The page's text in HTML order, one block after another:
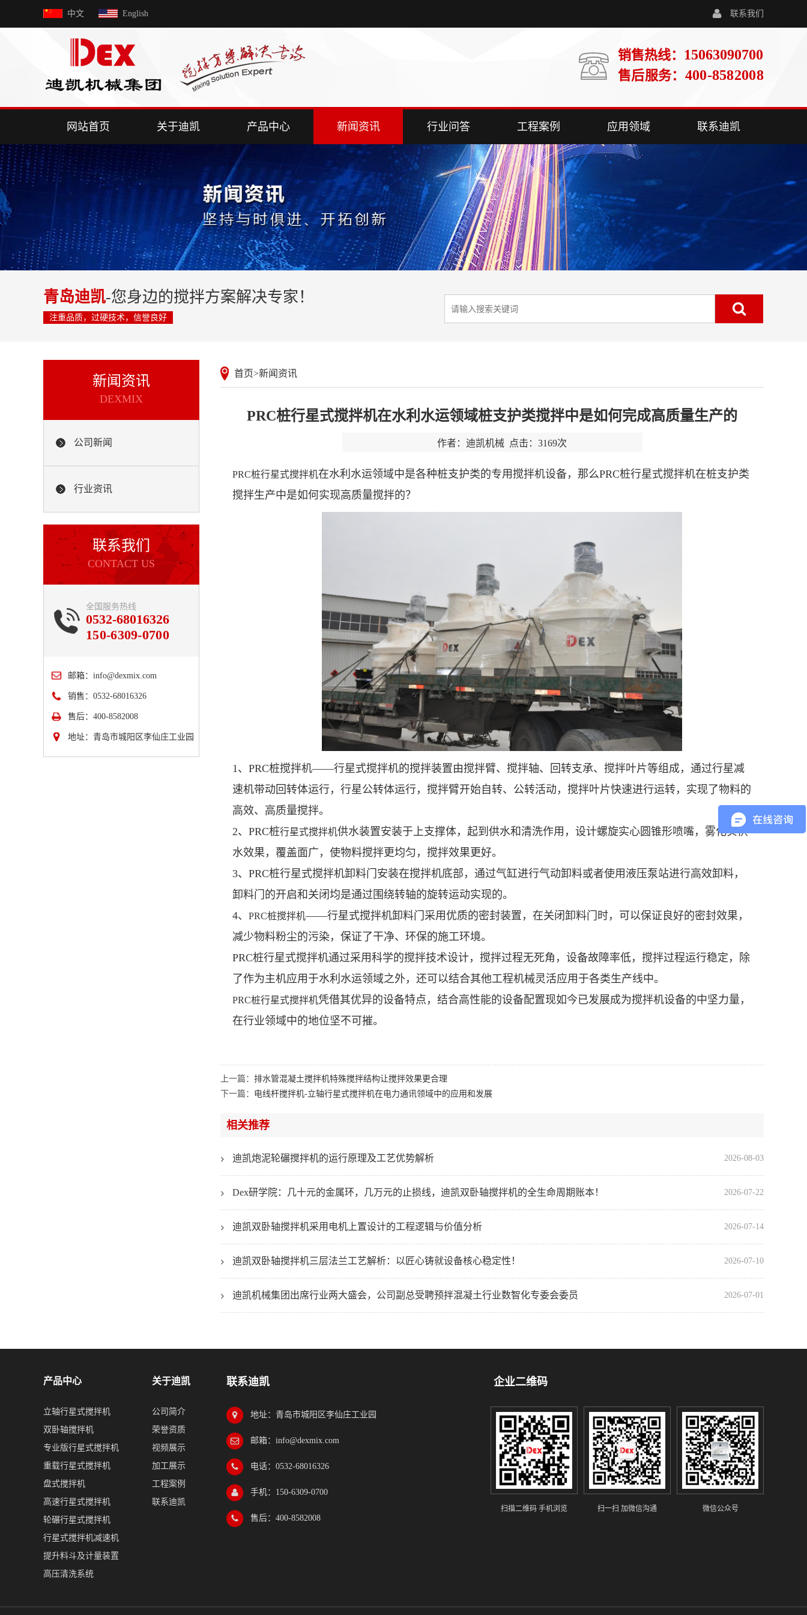
中文 English 联系我们
销售热线： 15063090700
售后服务： 400-8582008
网站首页 关于迪凯 产品中心 新闻资讯 行业问答 工程案例 应用领域 联系迪凯
青岛迪凯-您身边的搅拌方案解决专家！
注重品质，过硬技术，信誉良好
新闻资讯
DEXMIX
公司新闻
行业资讯
联系我们
CONTACT US
全国服务热线
0532-68016326
150-6309-0700
邮箱： info@dexmix.com
销售：0532-68016326
售后：400-8582008
地址：青岛市城阳区李仙庄工业园
首页>新闻资讯
PRC桩行星式搅拌机在水利水运领域桩支护类搅拌中是如何完成高质量生产的
作者：迪凯机械 点击：3169次
PRC桩行星式搅拌机在水利水运领域中是各种桩支护类的专用搅拌机设备，那么PRC桩行星式搅拌机在桩支护类
搅拌生产中是如何实现高质量搅拌的？
1、PRC桩搅拌机——行星式搅拌机的搅拌装置由搅拌臂、搅拌轴、回转支承、搅拌叶片等组成，通过行星减
速机带动回转体运行，行星公转体运行，搅拌臂开始自转、公转活动，搅拌叶片快速进行运转，实现了物料的
高效、高质量搅拌。
2、PRC桩行星式搅拌机供水装置安装于上支撑体，起到供水和清洗作用，设计螺旋实心圆锥形喷嘴，雾化实供
水效果，覆盖面广，使物料搅拌更均匀，搅拌效果更好。
3、PRC桩行星式搅拌机卸料门安装在搅拌机底部，通过气缸进行气动卸料或者使用液压泵站进行高效卸料，
卸料门的开启和关闭均是通过围绕转轴的旋转运动实现的。
4、 PRC桩搅拌机——行星式搅拌机卸料门采用优质的密封装置，在关闭卸料门时，可以保证良好的密封效果，
减少物料粉尘的污染，保证了干净、环保的施工环境。
PRC桩行星式搅拌机通过采用科学的搅拌技术设计，搅拌过程无死角，设备故障率低，搅拌过程运行稳定，除
了作为主机应用于水利水运领域之外，还可以结合其他工程机械灵活应用于各类生产线中。
PRC桩行星式搅拌机凭借其优异的设备特点，结合高性能的设备配置现如今已发展成为搅拌机设备的中坚力量，
在行业领域中的地位坚不可摧。
上一篇： 排水管混凝土搅拌机特殊搅拌结构让搅拌效果更合理
下一篇： 电线杆搅拌机-立轴行星式搅拌机在电力通讯领域中的应用和发展
相关推荐
2026-08-03
迪凯炮泥轮碾搅拌机的运行原理及工艺优势解析
2026-07-22
Dex研学院：几十元的金属环，几万元的止损线，迪凯双卧轴搅拌机的全生命周期账本！
2026-07-14
迪凯双卧轴搅拌机采用电机上置设计的工程逻辑与价值分析
2026-07-10
迪凯双卧轴搅拌机三层法兰工艺解析：以匠心铸就设备核心稳定性！
2026-07-01
迪凯机械集团出席行业两大盛会，公司副总受聘预拌混凝土行业数智化专委会委员
产品中心
立轴行星式搅拌机
双卧轴搅拌机
专业版行星式搅拌机
重载行星式搅拌机
盘式搅拌机
高速行星式搅拌机
轮碾行星式搅拌机
行星式搅拌机减速机
提升料斗及计量装置
高压清洗系统
关于迪凯
公司简介
荣誉资质
视频展示
加工展示
工程案例
联系迪凯
联系迪凯
地址：青岛市城阳区李仙庄工业园
邮箱：info@dexmix.com
电话：0532-68016326
手机：150-6309-0700
售后：400-8582008
企业二维码
扫描二维码 手机浏览 扫一扫 加微信沟通 微信公众号